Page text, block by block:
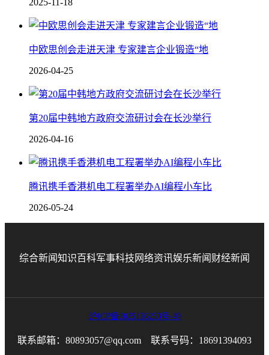
2025-11-18
中欧思创会走进天津 专家建言企业锻造“地
2026-04-25
第20届中韩地方政府交流研讨会在长沙举行
2026-04-16
腾讯携手香港机电工程署举办AI编程小车比
2026-05-24
综合新闻知识百科军事科技 网络资讯娱乐新闻 财经新闻
沪ICP备2025136253号-49
联系邮箱：80893057@qq.com 联系号码：18691394093